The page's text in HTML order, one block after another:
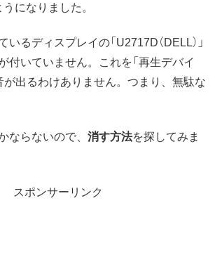
になりました。
るディスプレイの「U2717D（DELL）」
付いていません。これを「再生デバイ
が出るわけありません。つまり、無駄な
ならないので、 消す方法を探してみま
スポンサーリンク